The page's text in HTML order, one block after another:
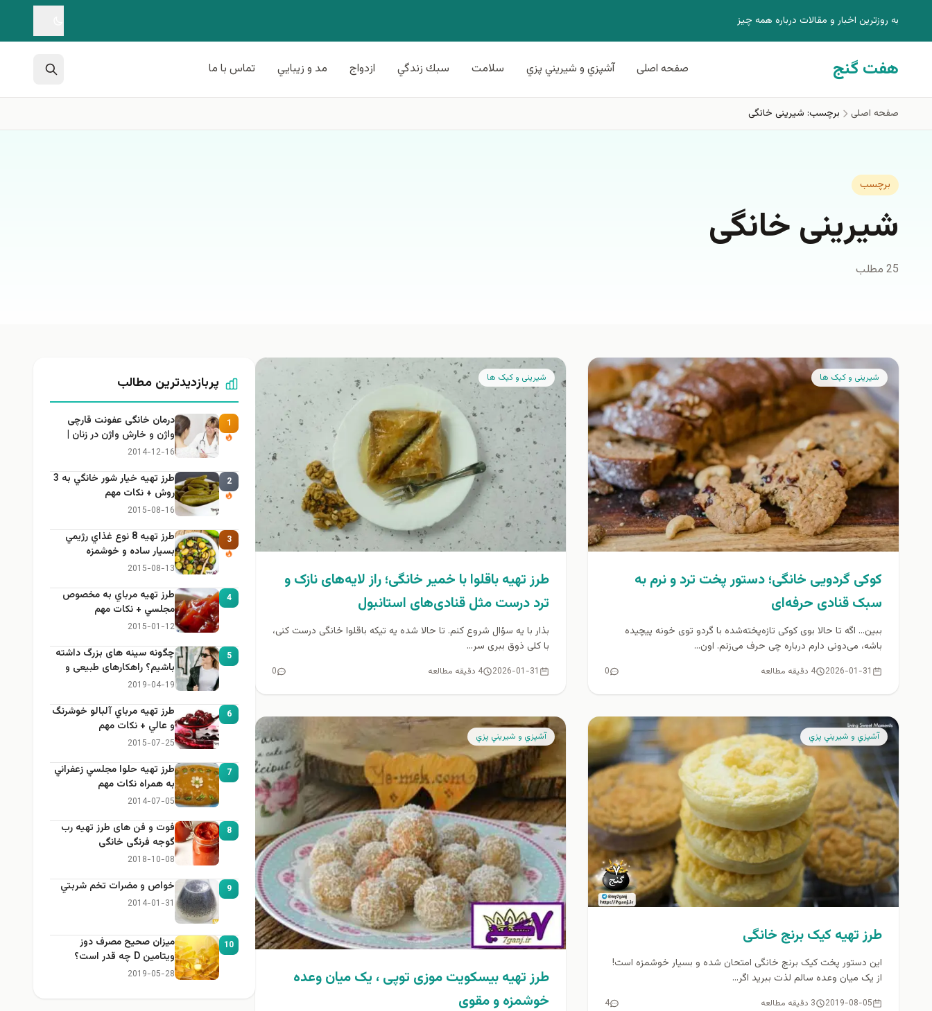
به روزترين اخبار و مقالات درباره همه چيز
هفت گنج صفحه اصلی آشپزي و شيريني پزي سلامت سبك زندگي ازدواج مد و زيبايي تماس با ما
صفحه اصلی برچسب: شیرینی خانگی
برچسب
شیرینی خانگی
25 مطلب
شیرینی و کیک ها
کوکی گردویی خانگی؛ دستور پخت ترد و نرم به
سبک قنادی حرفه‌ای
ببین… اگه تا حالا بوی کوکی تازه‌پخته‌شده با گردو توی خونه پیچیده
باشه، می‌دونی دارم درباره چی حرف می‌زنم. اون...
2026-01-31 4 دقیقه مطالعه 0
شیرینی و کیک ها
طرز تهیه باقلوا با خمیر خانگی؛ راز لایه‌های نازک و
ترد درست مثل قنادی‌های استانبول
بذار با یه سؤال شروع کنم. تا حالا شده یه تیکه باقلوا خانگی درست کنی،
با کلی ذوق ببری سر...
2026-01-31 4 دقیقه مطالعه 0
آشپزي و شيريني پزي
طرز تهیه کیک برنج خانگی
این دستور پخت کیک برنج خانگی امتحان شده و بسیار خوشمزه است!
از یک میان وعده سالم لذت ببرید اگر...
2019-08-05 3 دقیقه مطالعه 4
آشپزي و شيريني پزي
طرز تهیه بیسکویت موزی توپی ، یک میان وعده
خوشمزه و مقوی
پربازدیدترین مطالب
1
درمان خانگی عفونت قارچی
واژن و خارش واژن در زنان |
راهنمای کامل، ایمن و کاربردی
2014-12-16
2
طرز تهيه خیار شور خانگي به 3
روش + نكات مهم
2015-08-16
3
طرز تهيه 8 نوع غذاي رژيمي
بسيار ساده و خوشمزه
2015-08-13
4
طرز تهيه مرباي به مخصوص
مجلسي + نكات مهم
2015-01-12
5
چگونه سینه های بزرگ داشته
باشیم؟ راهکارهای طبیعی و
خانگی برای بزرگ کردن سینه
2019-04-19
6
طرز تهيه مرباي آلبالو خوشرنگ
و عالي + نكات مهم
2015-07-25
7
طرز تهيه حلوا مجلسي زعفراني
به همراه نكات مهم
2014-07-05
8
فوت و فن های طرز تهیه رب
گوجه فرنگی خانگی
2018-10-08
9 خواص و مضرات تخم شربتي
2014-01-31
10
میزان صحیح مصرف دوز
ویتامین D چه قدر است؟
2019-05-28